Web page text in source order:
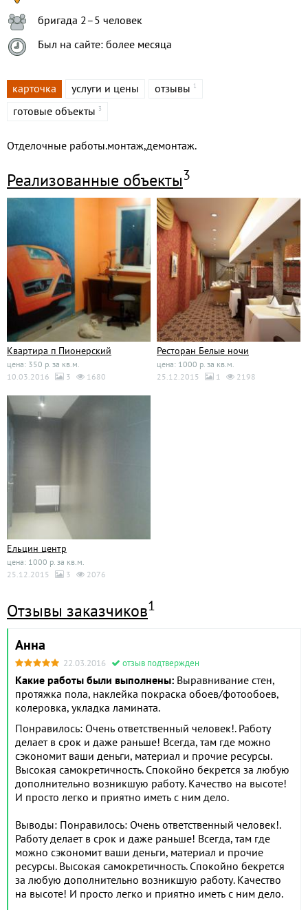
бригада 2–5 человек
Был на сайте: более месяца
карточка услуги и цены отзывы 1
готовые объекты 3
Отделочные работы.монтаж,демонтаж.
Реализованные объекты3
Квартира п Пионерский
цена: 350 р. за кв.м.
10.03.2016
3 1680
Ресторан Белые ночи
цена: 1000 р. за кв.м.
25.12.2015
1 2198
Ельцин центр
цена: 1000 р. за кв.м.
25.12.2015
3 2076
Отзывы заказчиков1
Анна
22.03.2016 отзыв подтвержден
Какие работы были выполнены: Выравнивание стен,
протяжка пола, наклейка покраска обоев/фотообоев,
колеровка, укладка ламината.
Понравилось: Очень ответственный человек!. Работу
делает в срок и даже раньше! Всегда, там где можно
сэкономит ваши деньги, материал и прочие ресурсы.
Высокая самокретичность. Спокойно бекрется за любую
дополнительно возникшую работу. Качество на высоте!
И просто легко и приятно иметь с ним дело.
Выводы: Понравилось: Очень ответственный человек!.
Работу делает в срок и даже раньше! Всегда, там где
можно сэкономит ваши деньги, материал и прочие
ресурсы. Высокая самокретичность. Спокойно бекрется
за любую дополнительно возникшую работу. Качество
на высоте! И просто легко и приятно иметь с ним дело.